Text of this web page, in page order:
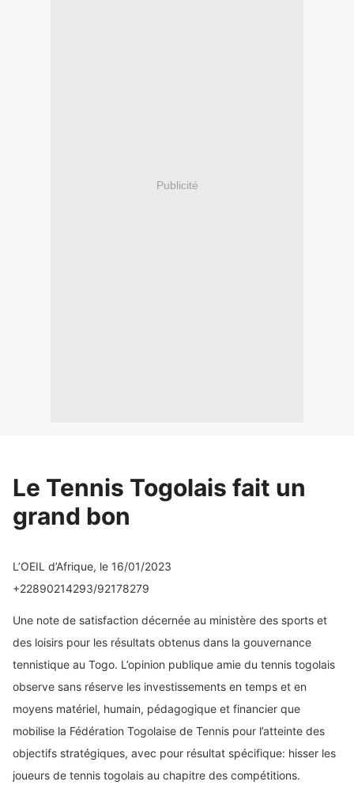
Publicité
Le Tennis Togolais fait un
grand bon
L’OEIL d’Afrique, le 16/01/2023
+22890214293/92178279
Une note de satisfaction décernée au ministère des sports et
des loisirs pour les résultats obtenus dans la gouvernance
tennistique au Togo. L’opinion publique amie du tennis togolais
observe sans réserve les investissements en temps et en
moyens matériel, humain, pédagogique et financier que
mobilise la Fédération Togolaise de Tennis pour l’atteinte des
objectifs stratégiques, avec pour résultat spécifique: hisser les
joueurs de tennis togolais au chapitre des compétitions.